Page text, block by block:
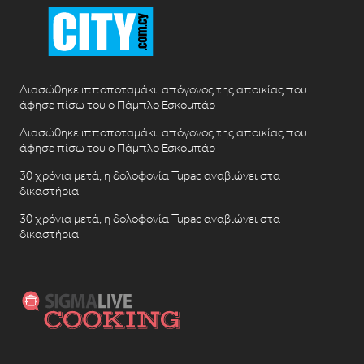
Διασώθηκε ιπποποταμάκι, απόγονος της αποικίας που
άφησε πίσω του ο Πάμπλο Εσκομπάρ
Διασώθηκε ιπποποταμάκι, απόγονος της αποικίας που
άφησε πίσω του ο Πάμπλο Εσκομπάρ
30 χρόνια μετά, η δολοφονία Tupac αναβιώνει στα
δικαστήρια
30 χρόνια μετά, η δολοφονία Tupac αναβιώνει στα
δικαστήρια